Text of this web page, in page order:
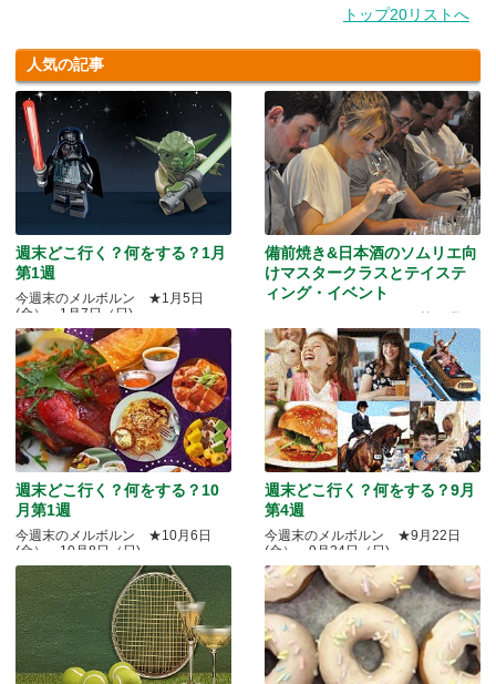
トップ20リストへ
人気の記事
週末どこ行く？何をする？1月
第1週
今週末のメルボルン ★1月5日
(金）～1月7日（日)
備前焼き&日本酒のソムリエ向
けマスタークラスとテイステ
ィング・イベント
Quality Okayama Projectj 第三弾
週末どこ行く？何をする？10
月第1週
今週末のメルボルン ★10月6日
(金）～10月8日（日)
週末どこ行く？何をする？9月
第4週
今週末のメルボルン ★9月22日
(金）～9月24日（日)